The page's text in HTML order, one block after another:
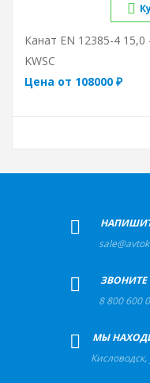
Канат EN 12385-4
KWSC
Цена от 108000 ₽
8 800 600
МЫ
Кисловодск,